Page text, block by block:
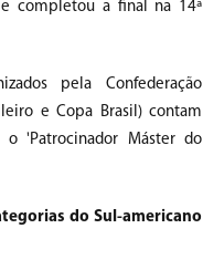
completou a final na 14ª
pela Confederação
e Copa Brasil) contam
'Patrocinador Máster do
do Sul-americano